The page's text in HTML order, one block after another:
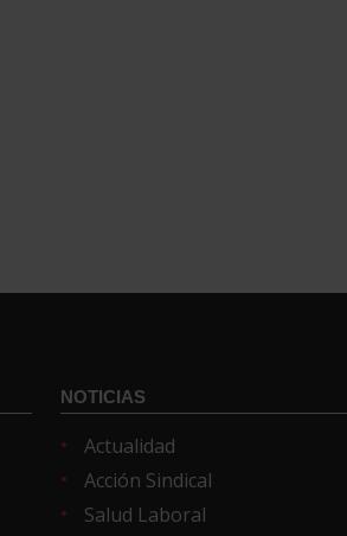
NOTICIAS
Actualidad
Acción Sindical
Salud Laboral